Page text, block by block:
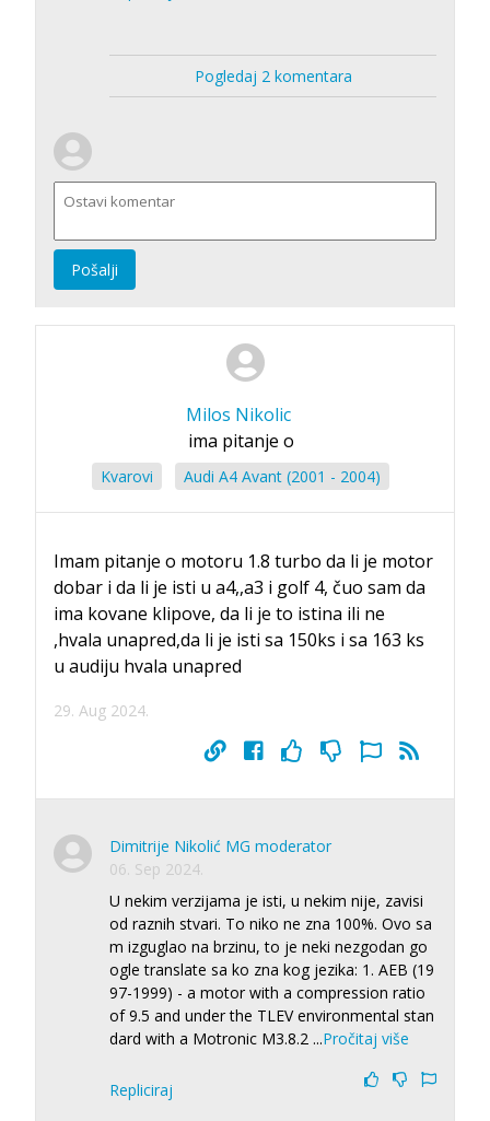
Pogledaj 2 komentara
Pošalji
Milos Nikolic
ima pitanje o
Kvarovi Audi A4 Avant (2001 - 2004)
Imam pitanje o motoru 1.8 turbo da li je motor
dobar i da li je isti u a4,,a3 i golf 4, čuo sam da
ima kovane klipove, da li je to istina ili ne
,hvala unapred,da li je isti sa 150ks i sa 163 ks
u audiju hvala unapred
29. Aug 2024.
Dimitrije Nikolić MG moderator
06. Sep 2024.
U nekim verzijama je isti, u nekim nije, zavisi
od raznih stvari. To niko ne zna 100%. Ovo sa
m izguglao na brzinu, to je neki nezgodan go
ogle translate sa ko zna kog jezika: 1. AEB (19
97-1999) - a motor with a compression ratio
of 9.5 and under the TLEV environmental stan
dard with a Motronic M3.8.2 ...Pročitaj više
Repliciraj